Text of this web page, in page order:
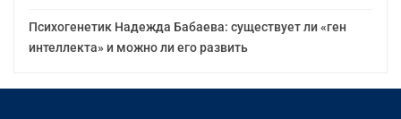
Психогенетик Надежда Бабаева: существует ли «ген
интеллекта» и можно ли его развить